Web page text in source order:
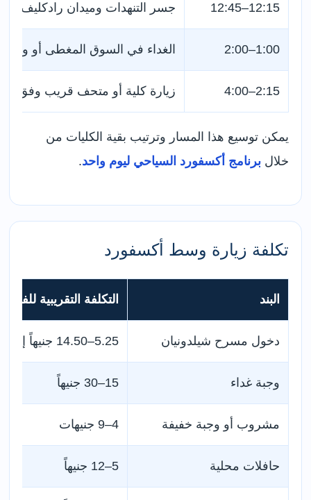
12:15–12:45 جسر التنهدات وميدان رادكليف
1:00–2:00 الغداء في السوق المغطى أو وسط
2:15–4:00 زيارة كلية أو متحف قريب وفق
يمكن توسيع هذا المسار وترتيب بقية الكليات من
خلال برنامج أكسفورد السياحي ليوم واحد.
تكلفة زيارة وسط أكسفورد
البند التكلفة التقريبية للفرد
دخول مسرح شيلدونيان 5.25–14.50 جنيهاً إسترلينياً حسب التجربة
وجبة غداء 15–30 جنيهاً
مشروب أو وجبة خفيفة 4–9 جنيهات
حافلات محلية 5–12 جنيهاً